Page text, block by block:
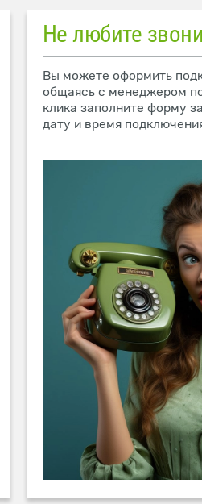
Не любите
Вы можете оформить
общаясь с менеджером
клика заполните форму
дату и время